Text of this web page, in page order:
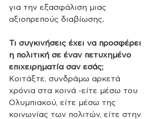
για την εξασφάλιση μιας
αξιοπρεπούς διαβίωσης.
Τι συγκινήσεις έχει να προσφέρει
η πολιτική σε έναν πετυχημένο
επιχειρηματία σαν εσάς;
Κοιτάξτε, συνδράμω αρκετά
χρόνια στα κοινά -είτε μέσω του
Ολυμπιακού, είτε μέσω της
κοινωνίας των πολιτών, είτε στην